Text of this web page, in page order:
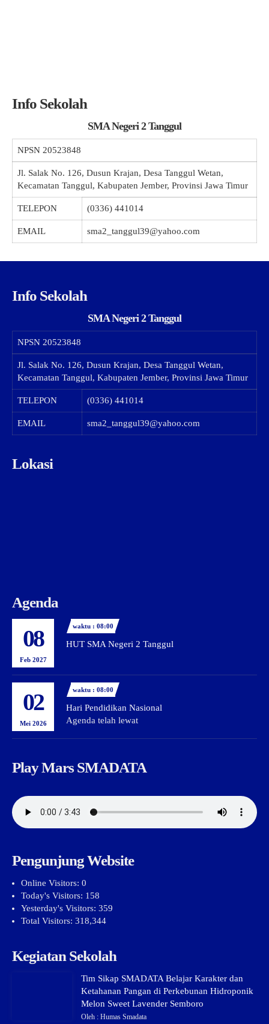
Info Sekolah
SMA Negeri 2 Tanggul
NPSN 20523848
Jl. Salak No. 126, Dusun Krajan, Desa Tanggul Wetan,
Kecamatan Tanggul, Kabupaten Jember, Provinsi Jawa Timur
TELEPON (0336) 441014
EMAIL sma2_tanggul39@yahoo.com
Info Sekolah
SMA Negeri 2 Tanggul
NPSN 20523848
Jl. Salak No. 126, Dusun Krajan, Desa Tanggul Wetan,
Kecamatan Tanggul, Kabupaten Jember, Provinsi Jawa Timur
TELEPON (0336) 441014
EMAIL sma2_tanggul39@yahoo.com
Lokasi
Agenda
08
Feb 2027
waktu : 08:00
HUT SMA Negeri 2 Tanggul
02
Mei 2026
waktu : 08:00
Hari Pendidikan Nasional
Agenda telah lewat
Play Mars SMADATA
Pengunjung Website
Online Visitors: 0
Today's Visitors: 158
Yesterday's Visitors: 359
Total Visitors: 318,344
Kegiatan Sekolah
Tim Sikap SMADATA Belajar Karakter dan
Ketahanan Pangan di Perkebunan Hidroponik
Melon Sweet Lavender Semboro
Oleh : Humas Smadata